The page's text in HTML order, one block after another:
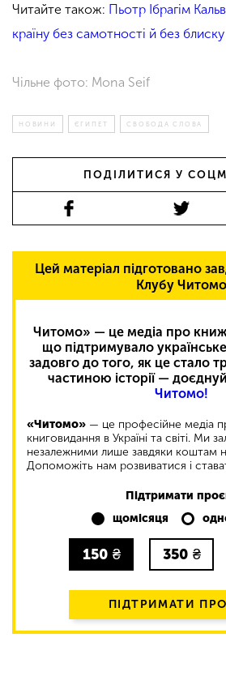
Читайте також: Пьотр Ібрагім
країну без самотності й без
Чільне фото: Mona Seif
НОВИНИ ЄГИПЕТ СВОБОДА СЛОВА
ПОДІЛИТИСЯ У
Цей матеріал підготовано
Клубу Читомо
Читомо» — це медіа про
що підтримувало
задовго до того, як це стало
частиною історії —
Читомо!
«Читомо» — це професійне медіа
книговидання в Україні та світі. Ми
незалежними лише завдяки коштам
Допоможіть нам розвиватися і
Підтримати
щомісяця
150 ₴ 350 ₴
ПІДТРИМАТИ